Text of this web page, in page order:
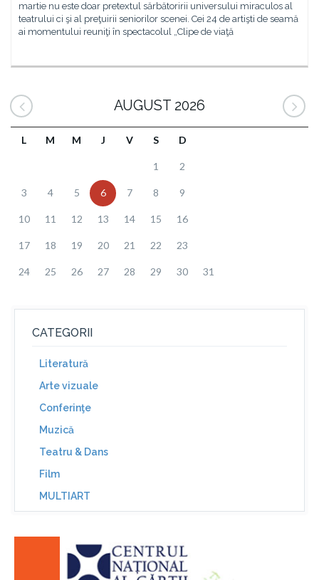
martie nu este doar pretextul sărbătoririi universului miraculos al
teatrului ci şi al preţuirii seniorilor scenei. Cei 24 de artişti de seamă
ai momentului reuniţi în spectacolul „Clipe de viaţă
AUGUST 2026
L M M J V S D
1 2
3 4 5 6 7 8 9
10 11 12 13 14 15 16
17 18 19 20 21 22 23
24 25 26 27 28 29 30 31
CATEGORII
Literatură
Arte vizuale
Conferinţe
Muzică
Teatru & Dans
Film
MULTIART